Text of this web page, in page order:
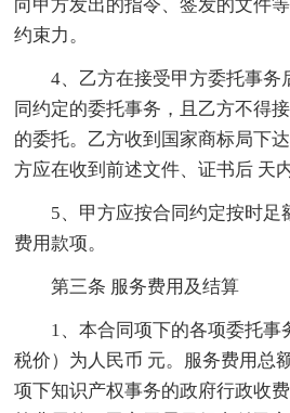
向甲方发出的指令、签发的文件
约束力。
4、乙方在接受甲方委托事务
同约定的委托事务，且乙方不得
的委托。乙方收到国家商标局下
方应在收到前述文件、证书后 天
5、甲方应按合同约定按时足
费用款项。
第三条 服务费用及结算
1、本合同项下的各项委托事
税价）为人民币 元。服务费用总
项下知识产权事务的政府行政收